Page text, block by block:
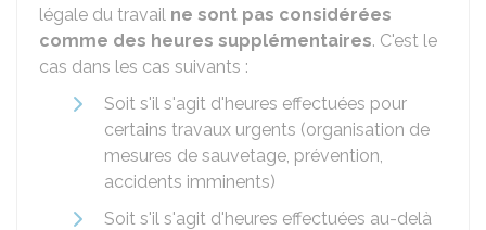
légale du travail ne sont pas considérées
comme des heures supplémentaires. C'est le
cas dans les cas suivants :
Soit s'il s'agit d'heures effectuées pour
certains travaux urgents (organisation de
mesures de sauvetage, prévention,
accidents imminents)
Soit s'il s'agit d'heures effectuées au-delà